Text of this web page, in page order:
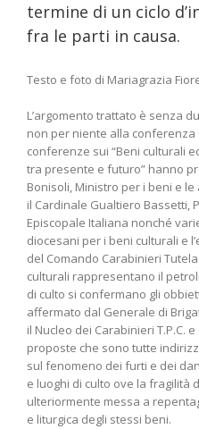
termine di un ciclo
fra le parti in causa.
Testo e foto di Mariagrazia
L’argomento trattato è senza
non per niente alla conferenza
conferenze sui “Beni culturali
tra presente e futuro” hanno
Bonisoli, Ministro per i beni e
il Cardinale Gualtiero Bassetti,
Episcopale Italiana nonché
diocesani per i beni culturali e
del Comando Carabinieri
culturali rappresentano il
di culto si confermano gli
affermato dal Generale di
il Nucleo dei Carabinieri T.P.C.
proposte che sono tutte
sul fenomeno dei furti e dei
e luoghi di culto ove la fragilità
ulteriormente messa a
e liturgica degli stessi beni.